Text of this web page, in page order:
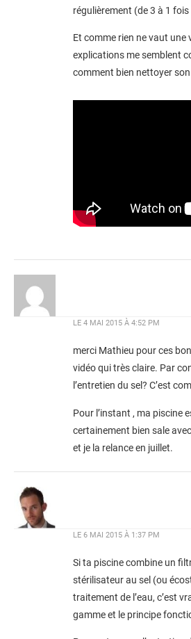
régulièrement (de 3 à 1
Et comme rien ne vaut une
explications me semblent
comment bien nettoyer
LE 4 MAI 2015 À 4:52 PM
merci Mathieu pour ces
vidéo qui très claire. Par
l’entretien du sel? C’est
Pour l’instant , ma piscine
certainement bien sale
et je la relance en juillet.
LE 6 MAI 2015 À 1:37 PM
Si ta piscine combine un
stérilisateur au sel (ou
traitement de l’eau, c’est
gamme et le principe